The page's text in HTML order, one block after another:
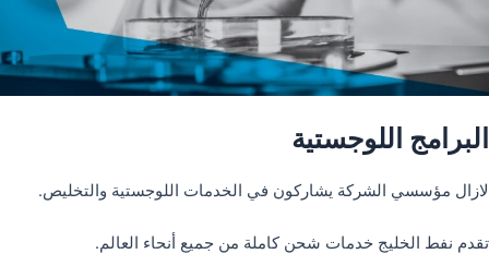
البرامج اللوجستية
لازال مؤسسي الشركة يشاركون في الخدمات اللوجستية والتخليص.
تقدم نفط الخليج خدمات شحن كاملة من جميع أنحاء العالم.